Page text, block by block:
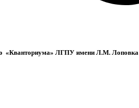
«Кванториума» ЛГПУ имени Л.М. Лоповка